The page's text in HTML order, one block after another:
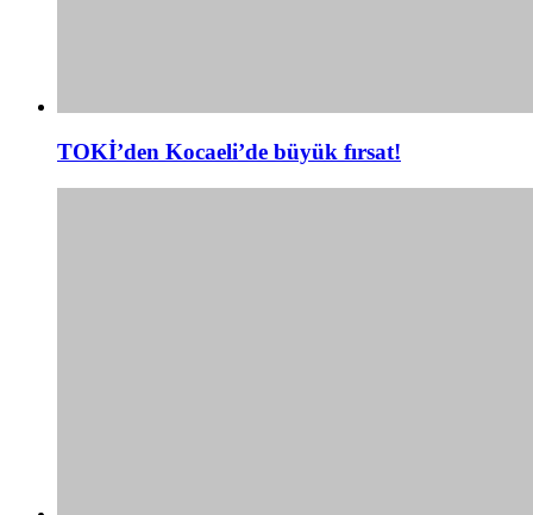
TOKİ’den Kocaeli’de büyük fırsat!